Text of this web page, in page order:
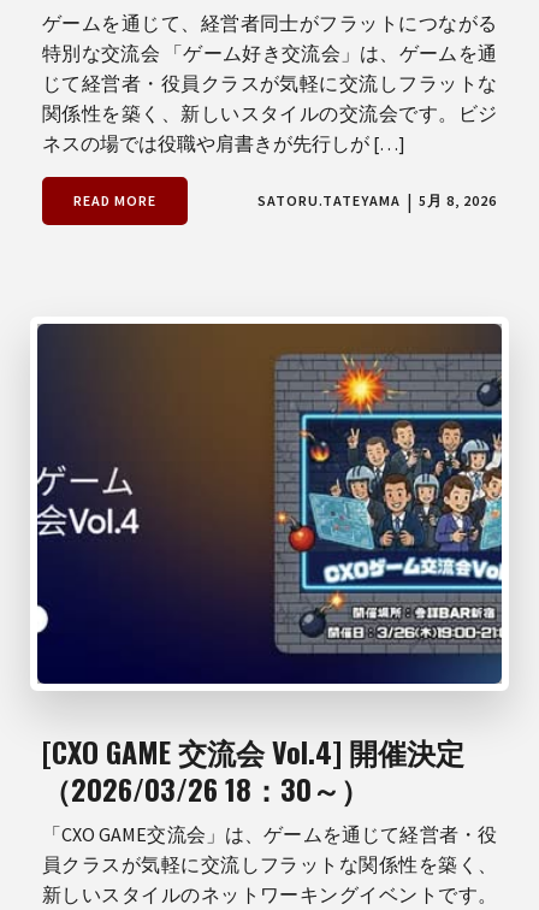
ゲームを通じて、経営者同士がフラットにつながる
特別な交流会 「ゲーム好き交流会」は、ゲームを通
じて経営者・役員クラスが気軽に交流しフラットな
関係性を築く、新しいスタイルの交流会です。ビジ
ネスの場では役職や肩書きが先行しが […]
READ MORE SATORU.TATEYAMA | 5月 8, 2026
[CXO GAME 交流会 Vol.4] 開催決定
（2026/03/26 18：30～）
「CXO GAME交流会」は、ゲームを通じて経営者・役
員クラスが気軽に交流しフラットな関係性を築く、
新しいスタイルのネットワーキングイベントです。